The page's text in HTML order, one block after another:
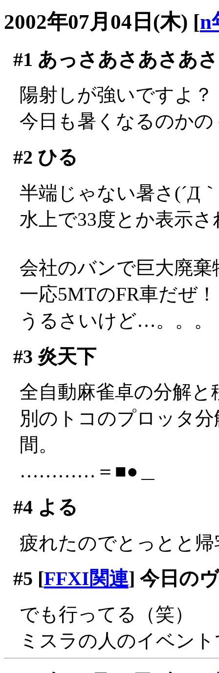
2002年07月04日(木) [n
#1 あっさあさあさあさ
陽射しが強いですよ？
今日も暑くなるのかの
#2 ひる
半端じゃない暑さ(´Д
水上で33度とか表示
会社のバンで巨大廃
一応5MTのFR車だぜ
うるさいけど…。。。
#3 炎天下
全自動麻雀卓の分解
別のトコのプロッタ
間。
…………＝■●＿
#4よる
疲れたのでとっとと帰
#5 [FFXI関連] 今日の
でも行ってる（笑）
ミスラの人のイベン